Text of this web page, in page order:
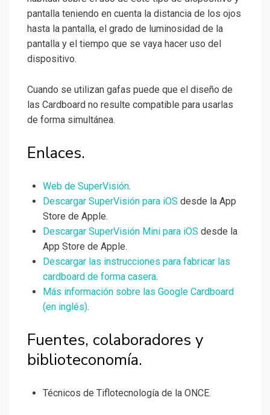
pantalla teniendo en cuenta la distancia de los ojos
hasta la pantalla, el grado de luminosidad de la
pantalla y el tiempo que se vaya hacer uso del
dispositivo.
Cuando se utilizan gafas puede que el diseño de
las Cardboard no resulte compatible para usarlas
de forma simultánea.
Enlaces.
Web de SuperVisión.
Descargar SuperVisión para iOS desde la App
Store de Apple.
Descargar SuperVisión Mini para iOS desde la
App Store de Apple.
Descargar las instrucciones para fabricar las
cardboard de forma casera.
Más información sobre las Google Cardboard
(en inglés).
Fuentes, colaboradores y
biblioteconomía.
Técnicos de Tiflotecnología de la ONCE.